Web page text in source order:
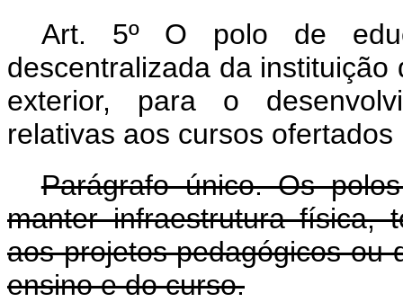
Art. 5º O polo de
descentralizada da
exterior, para o
relativas aos cursos
Parágrafo único. Os
manter infraestrutura física,
aos projetos pedagógicos ou
ensino e do curso.